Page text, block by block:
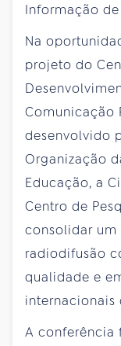
Informação
Na
projeto do
Comunicação
desenvolvido
Organização
Educação, a
Centro de
consolidar
radiodifusão
qualidade e
internacionais
A conferência